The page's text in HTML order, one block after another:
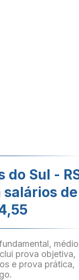
do Sul -
de
prova objetiva,
e prova prática,